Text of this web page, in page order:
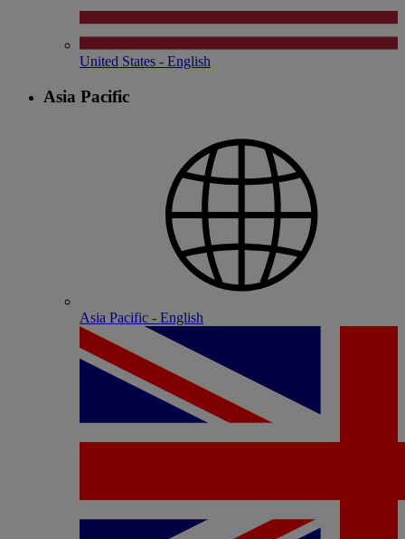
United States - English
Asia Pacific
Asia Pacific - English